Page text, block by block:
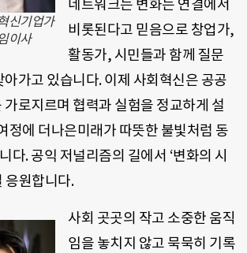
신기업가
이사
네트워크는 변화는 연결에서
비롯된다고 믿음으로 창업가,
활동가, 시민들과 함께 질문
아가고 있습니다. 이제 사회혁신은 공공
로지르며 협력과 실험을 정교하게 설
정에 더나은미래가 따뜻한 불빛처럼 동
다. 공익 저널리즘의 길에서 ‘변화의 시
응원합니다.
사회 곳곳의 작고 소중한 움직
임을 놓치지 않고 묵묵히 기록